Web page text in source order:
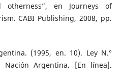
otherness”, en Journeys of
CABI Publishing, 2008, pp.
(1995, en. 10). Ley N.°
Nación Argentina. [En línea].